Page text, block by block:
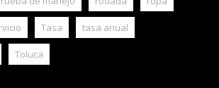
Tasa tasa anual
Toluca